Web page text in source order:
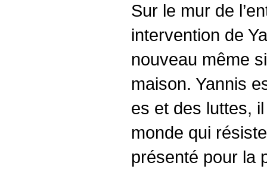
Sur le mur de
intervention de
nouveau même
maison. Yannis
es et des luttes,
monde qui
présenté pour la